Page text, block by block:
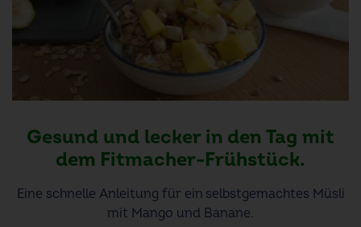
Gesund und lecker in den Tag mit
dem Fitmacher-Frühstück.
Eine schnelle Anleitung für ein selbstgemachtes Müsli
mit Mango und Banane.